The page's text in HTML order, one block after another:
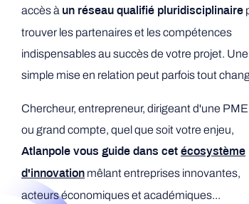
accès à un réseau qualifié pluridisciplinaire
trouver les partenaires et les compétences
indispensables au succès de votre projet. Une
simple mise en relation peut parfois tout
Chercheur, entrepreneur, dirigeant d'une
ou grand compte, quel que soit votre enjeu,
Atlanpole vous guide dans cet écosystème
d'innovation mêlant entreprises innovantes,
acteurs économiques et académiques...